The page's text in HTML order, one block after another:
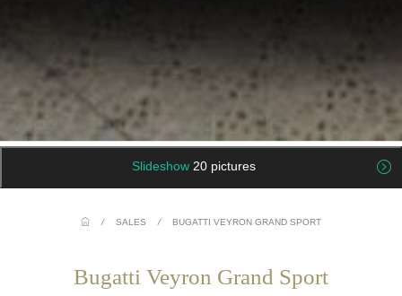
Slideshow 20 pictures
/ SALES / BUGATTI VEYRON GRAND SPORT
Bugatti Veyron Grand Sport